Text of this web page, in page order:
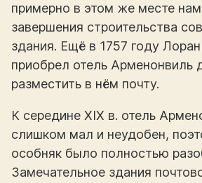
примерно в этом же месте
завершения строительства
здания. Ещё в 1757 году
приобрел отель Арменонвиль
разместить в нём почту.
К середине XIX в. отель
слишком мал и неудобен,
особняк было полностью
Замечательное здания